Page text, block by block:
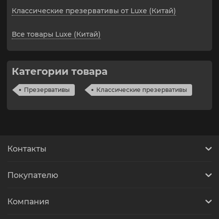
Классические презервативы от Luxe (Китай)
Все товары Luxe (Китай)
Категории товара
Презервативы Классические презервативы
Контакты
Покупателю
Компания